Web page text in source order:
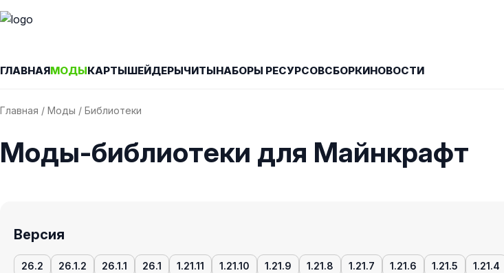
ГЛАВНАЯМОДЫКАРТЫШЕЙДЕРЫЧИТЫНАБОРЫ РЕСУРСОВСБОРКИНОВОСТИ
Главная / Моды / Библиотеки
Моды-библиотеки для Майнкрафт
Версия
26.2 26.1.2 26.1.1 26.1 1.21.11 1.21.10 1.21.9 1.21.8 1.21.7 1.21.6 1.21.5
1.21.4